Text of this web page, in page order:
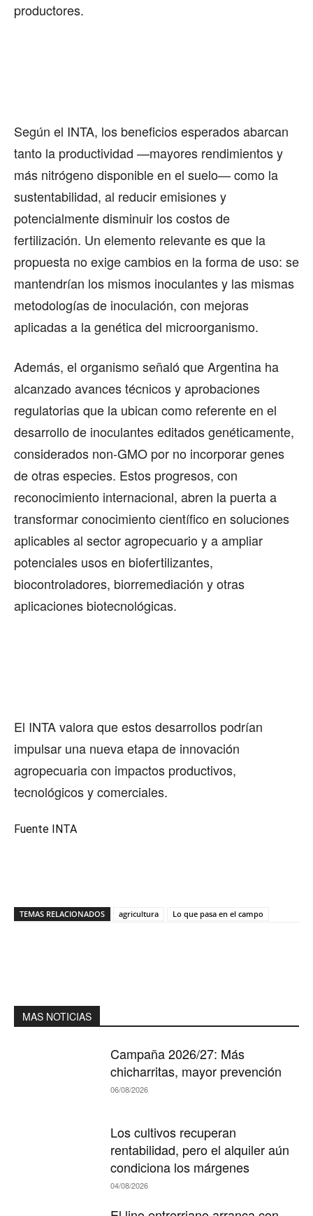
productores.
Según el INTA, los beneficios esperados abarcan
tanto la productividad —mayores rendimientos y
más nitrógeno disponible en el suelo— como la
sustentabilidad, al reducir emisiones y
potencialmente disminuir los costos de
fertilización. Un elemento relevante es que la
propuesta no exige cambios en la forma de uso: se
mantendrían los mismos inoculantes y las mismas
metodologías de inoculación, con mejoras
aplicadas a la genética del microorganismo.
Además, el organismo señaló que Argentina ha
alcanzado avances técnicos y aprobaciones
regulatorias que la ubican como referente en el
desarrollo de inoculantes editados genéticamente,
considerados non-GMO por no incorporar genes
de otras especies. Estos progresos, con
reconocimiento internacional, abren la puerta a
transformar conocimiento científico en soluciones
aplicables al sector agropecuario y a ampliar
potenciales usos en biofertilizantes,
biocontroladores, biorremediación y otras
aplicaciones biotecnológicas.
El INTA valora que estos desarrollos podrían
impulsar una nueva etapa de innovación
agropecuaria con impactos productivos,
tecnológicos y comerciales.
Fuente INTA
TEMAS RELACIONADOS agricultura Lo que pasa en el campo
MAS NOTICIAS
Campaña 2026/27: Más
chicharritas, mayor prevención
06/08/2026
Los cultivos recuperan
rentabilidad, pero el alquiler aún
condiciona los márgenes
04/08/2026